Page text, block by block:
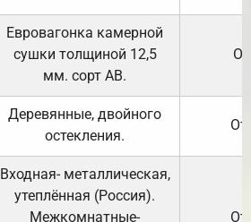
Евровагонка камерной
сушки толщиной 12,5
мм. сорт АВ.
Деревянные, двойного
остекления.
Входная- металлическая,
утеплённая (Россия).
Межкомнатные-